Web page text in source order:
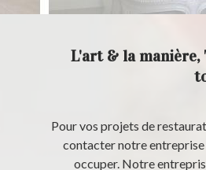
L'art & la manière,
Pour vos projets de
contacter notre entreprise
occuper. Notre